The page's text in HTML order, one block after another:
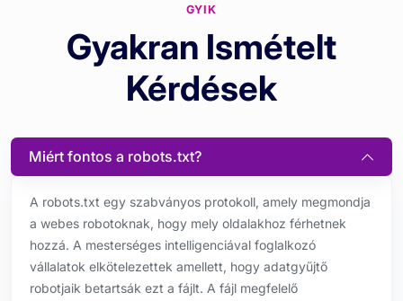
GYIK
Gyakran Ismételt
Kérdések
Miért fontos a robots.txt?
A robots.txt egy szabványos protokoll, amely megmondja
a webes robotoknak, hogy mely oldalakhoz férhetnek
hozzá. A mesterséges intelligenciával foglalkozó
vállalatok elkötelezettek amellett, hogy adatgyűjtő
robotjaik betartsák ezt a fájlt. A fájl megfelelő